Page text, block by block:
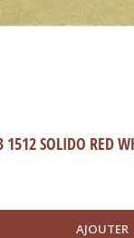
SOLIDO RED
AJOUTER